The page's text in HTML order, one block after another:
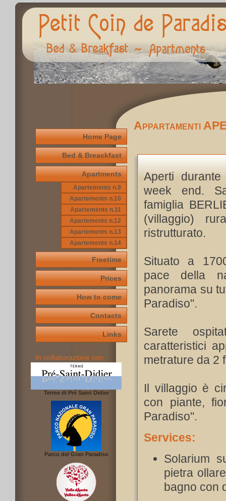
Home Page
Bed & Breackfast
Apartments
Apartements n.9
Apartements n.10
Apartements n.11
Apartements n.12
Apartements n.13
Apartements n.14
Freetime
Prices
How to come
Contacts
Links
In collaborazione con
Terme di Pré Saint Didier
Parco del Gran Paradiso
Appartamenti
Aperti
week end.
famiglia
(villaggio)
ristrutturato.
Situato a
pace della
panorama su
Paradiso".
Sarete
caratteristici
metrature da 2
Il villaggio è
con piante,
Paradiso".
Services:
Solarium
pietra
bagno con